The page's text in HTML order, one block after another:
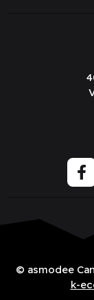
© asmodee
k-